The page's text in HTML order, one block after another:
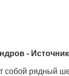
-
собой рядный